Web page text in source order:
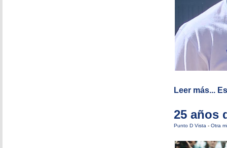
Leer más...
25 años
Punto D Vista - Otra